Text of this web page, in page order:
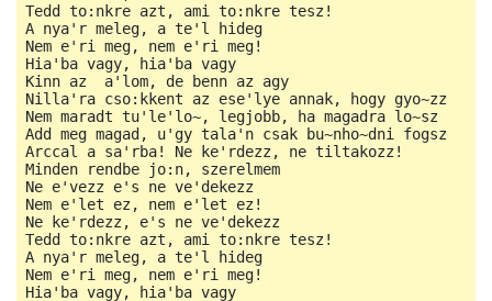
Tedd to:nkre azt, ami to:nkre tesz!
A nya'r meleg, a te'l hideg
Nem e'ri meg, nem e'ri meg!
Hia'ba vagy, hia'ba vagy
Kinn az  a'lom, de benn az agy
Nilla'ra cso:kkent az ese'lye annak, hogy gyo~zz
Nem maradt tu'le'lo~, legjobb, ha magadra lo~sz
Add meg magad, u'gy tala'n csak bu~nho~dni fogsz
Arccal a sa'rba! Ne ke'rdezz, ne tiltakozz!
Minden rendbe jo:n, szerelmem
Ne e'vezz e's ne ve'dekezz
Nem e'let ez, nem e'let ez!
Ne ke'rdezz, e's ne ve'dekezz
Tedd to:nkre azt, ami to:nkre tesz!
A nya'r meleg, a te'l hideg
Nem e'ri meg, nem e'ri meg!
Hia'ba vagy, hia'ba vagy